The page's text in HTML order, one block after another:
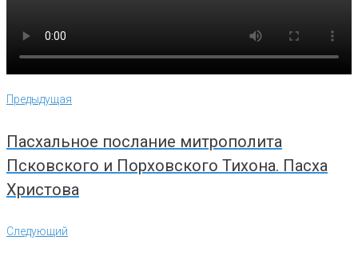
Навигация
по
Предыдущая
Предыдущая
Пасхальное послание митрополита
Псковского и Порховского Тихона. Пасха
Христова
Следующий
Следующий